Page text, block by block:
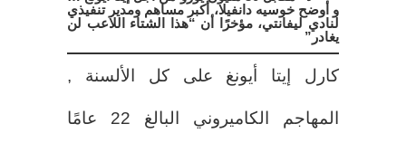
و أوضح خوسيه دانفيلا، أكبر مساهم ومدير تنفيذي
لنادي ليفانتي، مؤخرًا أن “هذا الشتاء اللاعب لن
يغادر”
كارل إيتا أيونغ على كل الألسنة ,
المهاجم الكاميروني البالغ 22 عامًا